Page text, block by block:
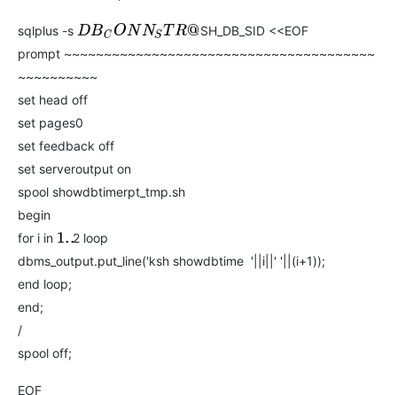
sqlplus -s DBCONNSTR@
SH_DB_SID <<EOF
prompt ~~~~~~~~~~~~~~~~~~~~~~~~~~~~~~~~~~~~~~~
~~~~~~~~~~
set head off
set pages0
set feedback off
set serveroutput on
spool showdbtimerpt_tmp.sh
begin
for i in 1.. 2 loop
dbms_output.put_line('ksh showdbtime '||i||' '||(i+1));
end loop;
end;
/
spool off;
EOF